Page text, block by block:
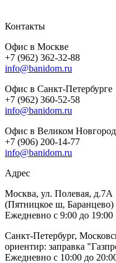
Контакты
Офис в Москве
+7 (962) 362-32-88
info@banidom.ru
Офис в Санкт-Петербурге
+7 (962) 360-52-58
info@banidom.ru
Офис в Великом
+7 (906) 200-14-77
info@banidom.ru
Адрес
Москва, ул. Полевая, д.7А
(Пятницкое ш, Баранцево)
Ежедневно с 9:00 до 19:00
Санкт-Петербург,
ориентир: заправка
Ежедневно с 10:00 до